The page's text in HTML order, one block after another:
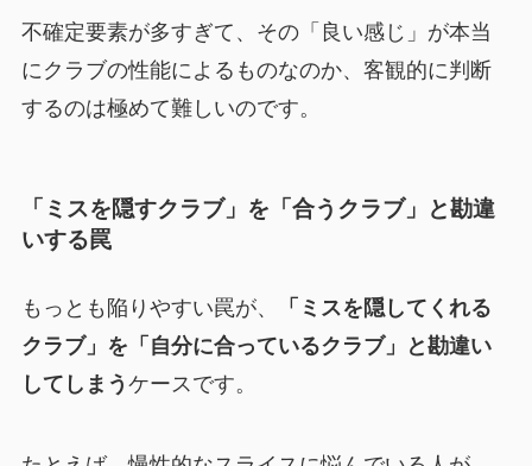
不確定要素が多すぎて、その「良い感じ」が本当
にクラブの性能によるものなのか、客観的に判断
するのは極めて難しいのです。
「ミスを隠すクラブ」を「合うクラブ」と勘違
いする罠
もっとも陥りやすい罠が、
「ミスを隠してくれる
クラブ」を「自分に合っているクラブ」と勘違い
してしまう ケースです。